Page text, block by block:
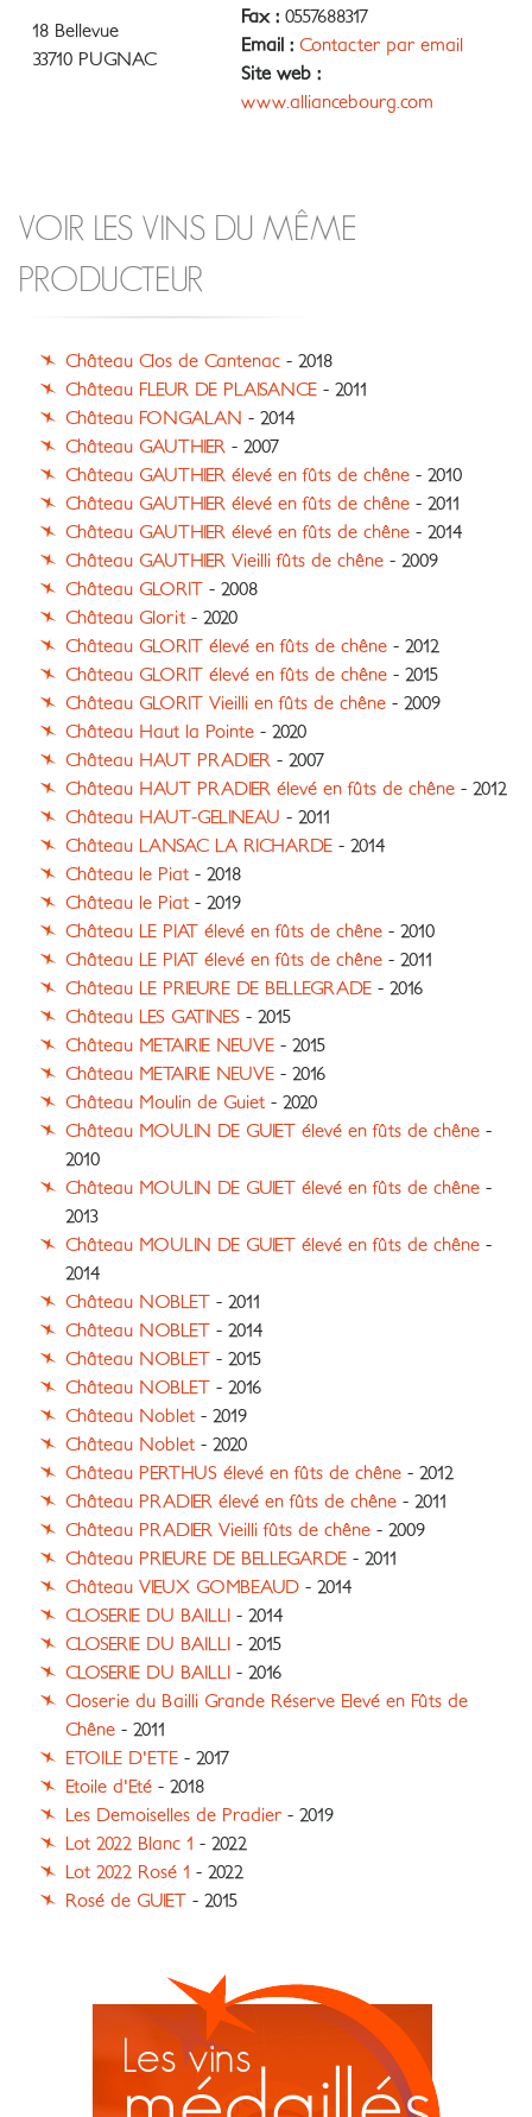
18 Bellevue
33710 PUGNAC
Fax : 0557688317
Email : Contacter par email
Site web :
www.alliancebourg.com
VOIR LES VINS DU MÊME
PRODUCTEUR
Château Clos de Cantenac - 2018
Château FLEUR DE PLAISANCE - 2011
Château FONGALAN - 2014
Château GAUTHIER - 2007
Château GAUTHIER élevé en fûts de chêne - 2010
Château GAUTHIER élevé en fûts de chêne - 2011
Château GAUTHIER élevé en fûts de chêne - 2014
Château GAUTHIER Vieilli fûts de chêne - 2009
Château GLORIT - 2008
Château Glorit - 2020
Château GLORIT élevé en fûts de chêne - 2012
Château GLORIT élevé en fûts de chêne - 2015
Château GLORIT Vieilli en fûts de chêne - 2009
Château Haut la Pointe - 2020
Château HAUT PRADIER - 2007
Château HAUT PRADIER élevé en fûts de chêne - 2012
Château HAUT-GELINEAU - 2011
Château LANSAC LA RICHARDE - 2014
Château le Piat - 2018
Château le Piat - 2019
Château LE PIAT élevé en fûts de chêne - 2010
Château LE PIAT élevé en fûts de chêne - 2011
Château LE PRIEURE DE BELLEGRADE - 2016
Château LES GATINES - 2015
Château METAIRIE NEUVE - 2015
Château METAIRIE NEUVE - 2016
Château Moulin de Guiet - 2020
Château MOULIN DE GUIET élevé en fûts de chêne -
2010
Château MOULIN DE GUIET élevé en fûts de chêne -
2013
Château MOULIN DE GUIET élevé en fûts de chêne -
2014
Château NOBLET - 2011
Château NOBLET - 2014
Château NOBLET - 2015
Château NOBLET - 2016
Château Noblet - 2019
Château Noblet - 2020
Château PERTHUS élevé en fûts de chêne - 2012
Château PRADIER élevé en fûts de chêne - 2011
Château PRADIER Vieilli fûts de chêne - 2009
Château PRIEURE DE BELLEGARDE - 2011
Château VIEUX GOMBEAUD - 2014
CLOSERIE DU BAILLI - 2014
CLOSERIE DU BAILLI - 2015
CLOSERIE DU BAILLI - 2016
Closerie du Bailli Grande Réserve Elevé en Fûts de
Chêne - 2011
ETOILE D'ETE - 2017
Etoile d'Eté - 2018
Les Demoiselles de Pradier - 2019
Lot 2022 Blanc 1 - 2022
Lot 2022 Rosé 1 - 2022
Rosé de GUIET - 2015
Les vins